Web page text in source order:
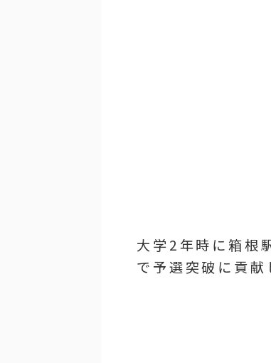
大学2年時に箱根
で予選突破に貢献